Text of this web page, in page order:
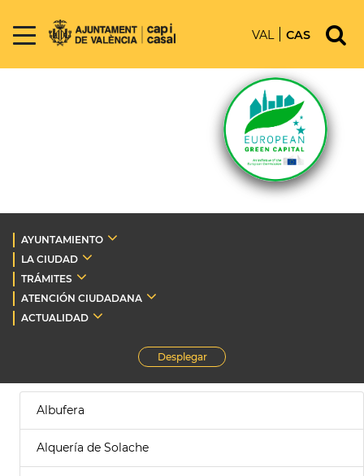
VAL CAS
AYUNTAMIENTO
LA CIUDAD
TRÁMITES
ATENCIÓN CIUDADANA
ACTUALIDAD
Desplegar
Albufera
Alquería de Solache